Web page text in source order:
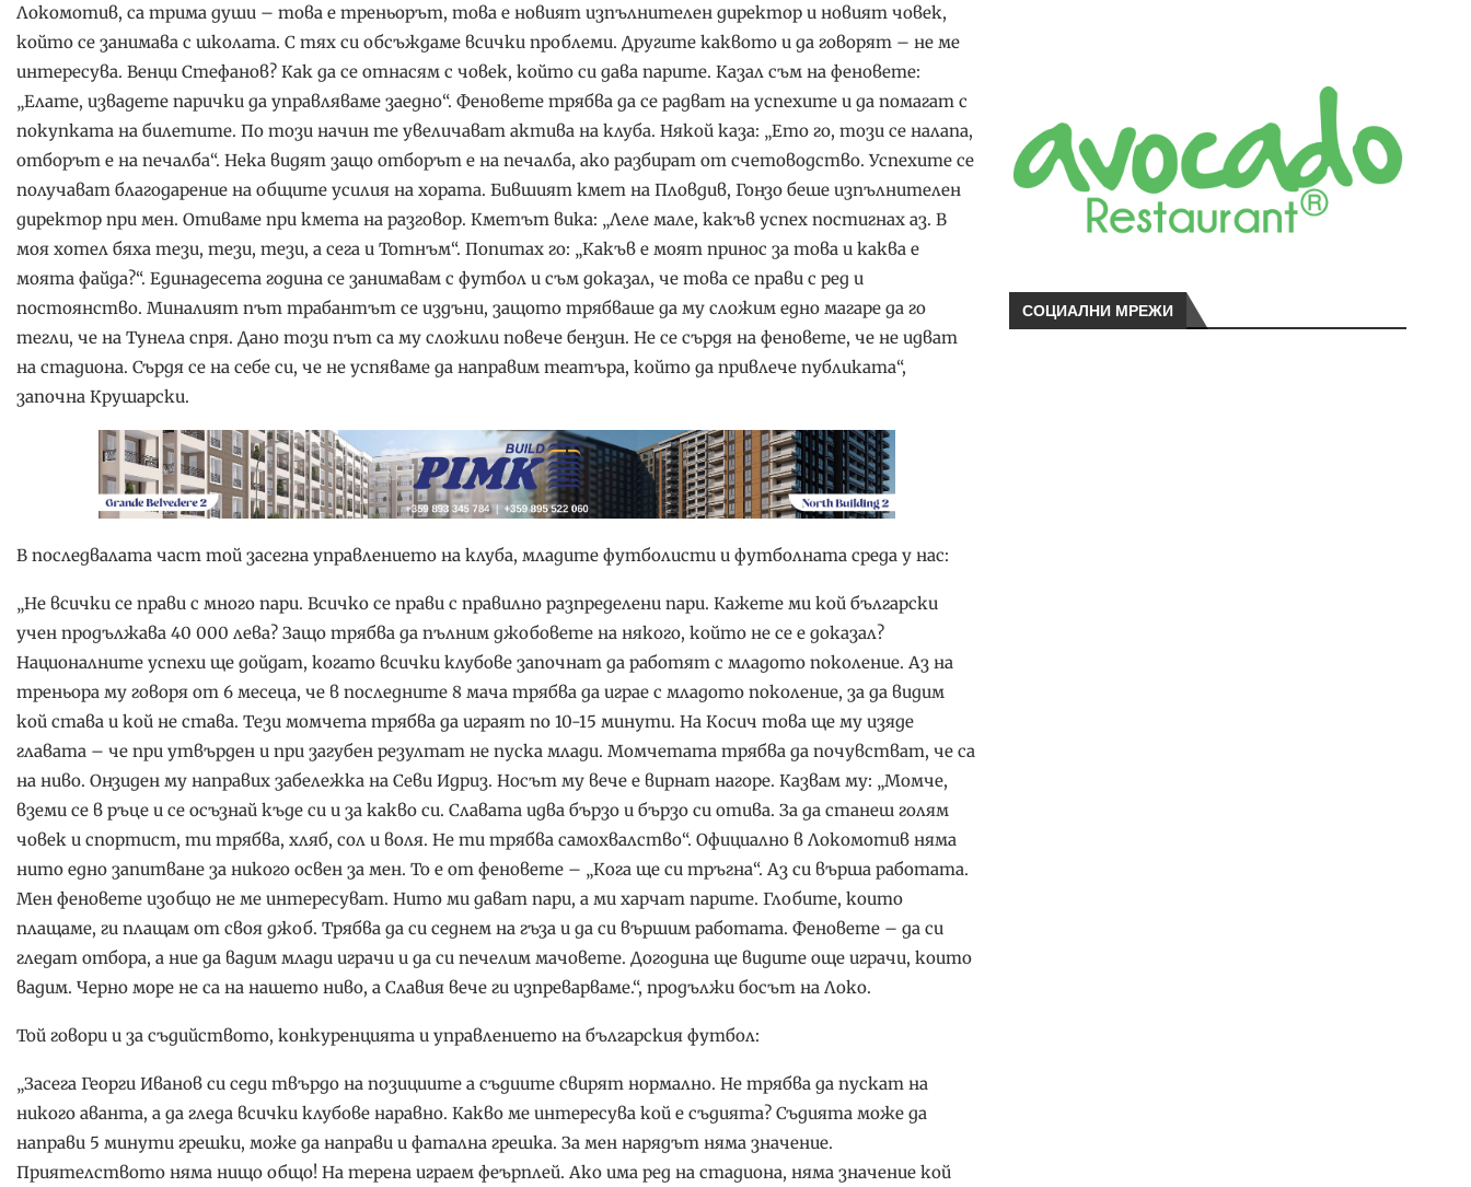
Локомотив, са трима души – това е треньорът, това е новият изпълнителен директор и новият човек,
който се занимава с школата. С тях си обсъждаме всички проблеми. Другите каквото и да говорят – не ме
интересува. Венци Стефанов? Как да се отнасям с човек, който си дава парите. Казал съм на феновете:
„Елате, извадете парички да управляваме заедно“. Феновете трябва да се радват на успехите и да помагат с
покупката на билетите. По този начин те увеличават актива на клуба. Някой каза: „Ето го, този се налапа,
отборът е на печалба“. Нека видят защо отборът е на печалба, ако разбират от счетоводство. Успехите се
получават благодарение на общите усилия на хората. Бившият кмет на Пловдив, Гонзо беше изпълнителен
директор при мен. Отиваме при кмета на разговор. Кметът вика: „Леле мале, какъв успех постигнах аз. В
моя хотел бяха тези, тези, тези, а сега и Тотнъм“. Попитах го: „Какъв е моят принос за това и каква е
моята файда?“. Единадесета година се занимавам с футбол и съм доказал, че това се прави с ред и
постоянство. Миналият път трабантът се издъни, защото трябваше да му сложим едно магаре да го
тегли, че на Тунела спря. Дано този път са му сложили повече бензин. Не се сърдя на феновете, че не идват
на стадиона. Сърдя се на себе си, че не успяваме да направим театъра, който да привлече публиката“,
започна Крушарски.
В последвалата част той засегна управлението на клуба, младите футболисти и футболната среда у нас:
„Не всички се прави с много пари. Всичко се прави с правилно разпределени пари. Кажете ми кой български
учен продължава 40 000 лева? Защо трябва да пълним джобовете на някого, който не се е доказал?
Националните успехи ще дойдат, когато всички клубове започнат да работят с младото поколение. Аз на
треньора му говоря от 6 месеца, че в последните 8 мача трябва да играе с младото поколение, за да видим
кой става и кой не става. Тези момчета трябва да играят по 10-15 минути. На Косич това ще му изяде
главата – че при утвърден и при загубен резултат не пуска млади. Момчетата трябва да почувстват, че са
на ниво. Онзиден му направих забележка на Севи Идриз. Носът му вече е вирнат нагоре. Казвам му: „Момче,
вземи се в ръце и се осъзнай къде си и за какво си. Славата идва бързо и бързо си отива. За да станеш голям
човек и спортист, ти трябва, хляб, сол и воля. Не ти трябва самохвалство“. Официално в Локомотив няма
нито едно запитване за никого освен за мен. То е от феновете – „Кога ще си тръгна“. Аз си върша работата.
Мен феновете изобщо не ме интересуват. Нито ми дават пари, а ми харчат парите. Глобите, които
плащаме, ги плащам от своя джоб. Трябва да си седнем на гъза и да си вършим работата. Феновете – да си
гледат отбора, а ние да вадим млади играчи и да си печелим мачовете. Догодина ще видите още играчи, които
вадим. Черно море не са на нашето ниво, а Славия вече ги изпреварваме.“, продължи босът на Локо.
Той говори и за съдийството, конкуренцията и управлението на българския футбол:
„Засега Георги Иванов си седи твърдо на позициите а съдиите свирят нормално. Не трябва да пускат на
никого аванта, а да гледа всички клубове наравно. Какво ме интересува кой е съдията? Съдията може да
направи 5 минути грешки, може да направи и фатална грешка. За мен нарядът няма значение.
Приятелството няма нищо общо! На терена играем феърплей. Ако има ред на стадиона, няма значение кой
СОЦИАЛНИ МРЕЖИ